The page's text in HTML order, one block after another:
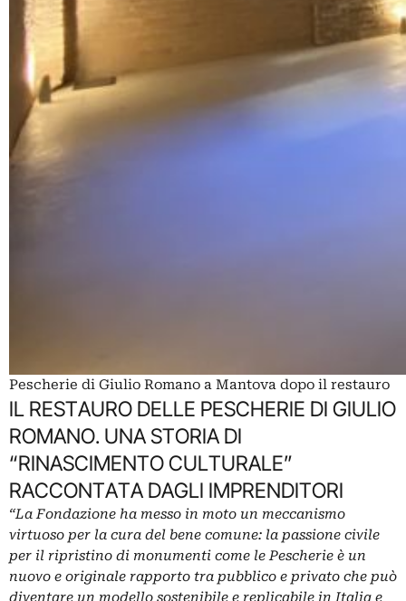
Pescherie di Giulio Romano a Mantova dopo il restauro
IL RESTAURO DELLE PESCHERIE DI GIULIO
ROMANO. UNA STORIA DI
“RINASCIMENTO CULTURALE”
RACCONTATA DAGLI IMPRENDITORI
“La Fondazione ha messo in moto un meccanismo
virtuoso per la cura del bene comune: la passione civile
per il ripristino di monumenti come le Pescherie è un
nuovo e originale rapporto tra pubblico e privato che può
diventare un modello sostenibile e replicabile in Italia e